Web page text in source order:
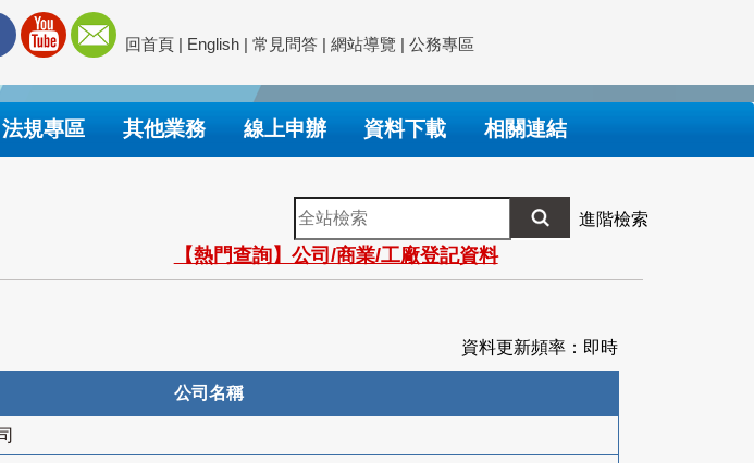
回首頁 | English | 常見問答 | 網站導覽 | 公務專區
法規專區 其他業務 線上申辦 資料下載 相關連結
全
站
檢
索
進階檢索
【熱門查詢】公司/商業/工廠登記資料
資料更新頻率：即時
公司名稱